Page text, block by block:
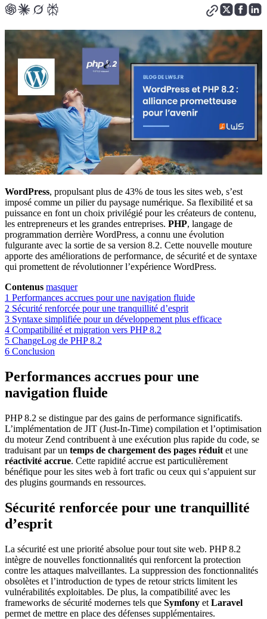
WordPress, propulsant plus de 43% de tous les sites web, s’est
imposé comme un pilier du paysage numérique. Sa flexibilité et sa
puissance en font un choix privilégié pour les créateurs de contenu,
les entrepreneurs et les grandes entreprises. PHP, langage de
programmation derrière WordPress, a connu une évolution
fulgurante avec la sortie de sa version 8.2. Cette nouvelle mouture
apporte des améliorations de performance, de sécurité et de syntaxe
qui promettent de révolutionner l’expérience WordPress.
Contenus masquer
1 Performances accrues pour une navigation fluide
2 Sécurité renforcée pour une tranquillité d’esprit
3 Syntaxe simplifiée pour un développement plus efficace
4 Compatibilité et migration vers PHP 8.2
5 ChangeLog de PHP 8.2
6 Conclusion
Performances accrues pour une
navigation fluide
PHP 8.2 se distingue par des gains de performance significatifs.
L’implémentation de JIT (Just-In-Time) compilation et l’optimisation
du moteur Zend contribuent à une exécution plus rapide du code, se
traduisant par un temps de chargement des pages réduit et une
réactivité accrue. Cette rapidité accrue est particulièrement
bénéfique pour les sites web à fort trafic ou ceux qui s’appuient sur
des plugins gourmands en ressources.
Sécurité renforcée pour une tranquillité
d’esprit
La sécurité est une priorité absolue pour tout site web. PHP 8.2
intègre de nouvelles fonctionnalités qui renforcent la protection
contre les attaques malveillantes. La suppression des fonctionnalités
obsolètes et l’introduction de types de retour stricts limitent les
vulnérabilités exploitables. De plus, la compatibilité avec les
frameworks de sécurité modernes tels que Symfony et Laravel
permet de mettre en place des défenses supplémentaires.